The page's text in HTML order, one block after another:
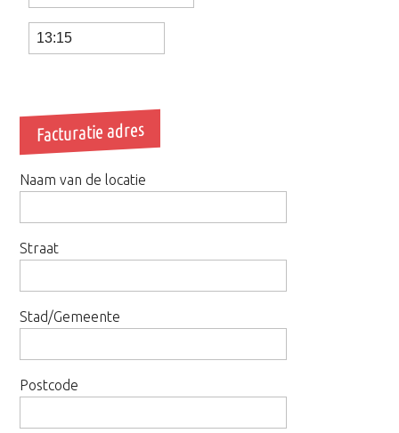
Time
Facturatie adres
Naam van de locatie
Straat
Stad/Gemeente
Postcode